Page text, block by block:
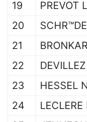
19
PREVOT
20
21
22
23
HESSEL
24
LECLERE